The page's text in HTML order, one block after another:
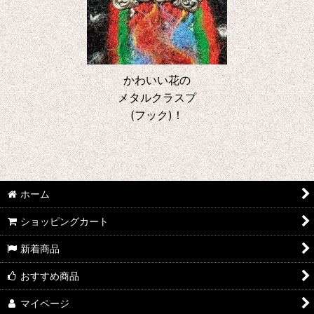
かわいい花の
メタルクラスプ
(フック)！
ホーム
ショッピングカート
新着商品
おすすめ商品
マイページ